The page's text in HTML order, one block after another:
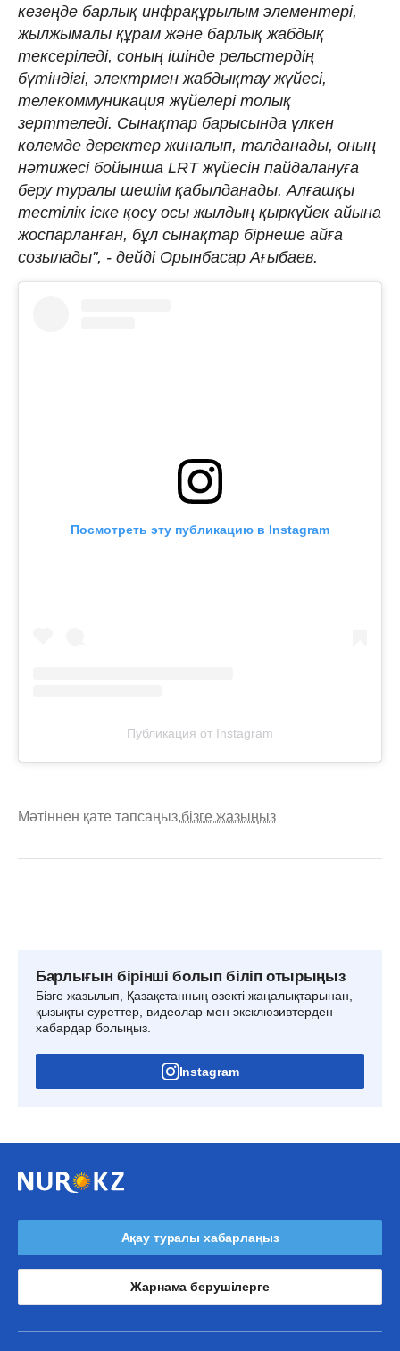
кезеңде барлық инфрақұрылым элементері,
жылжымалы құрам және барлық жабдық
тексеріледі, соның ішінде рельстердің
бүтіндігі, электрмен жабдықтау жүйесі,
телекоммуникация жүйелері толық
зерттеледі. Сынақтар барысында үлкен
көлемде деректер жиналып, талданады, оның
нәтижесі бойынша LRT жүйесін пайдалануға
беру туралы шешім қабылданады. Алғашқы
тестілік іске қосу осы жылдың қыркүйек айына
жоспарланған, бұл сынақтар бірнеше айға
созылады", - дейді Орынбасар Ағыбаев.
Посмотреть эту публикацию в Instagram
Публикация от Instagram
Мәтіннен қате тапсаңыз,бізге жазыңыз
Барлығын бірінші болып біліп отырыңыз
Бізге жазылып, Қазақстанның өзекті жаңалықтарынан,
қызықты суреттер, видеолар мен эксклюзивтерден
хабардар болыңыз.
Instagram
Ақау туралы хабарлаңыз
Жарнама берушілерге